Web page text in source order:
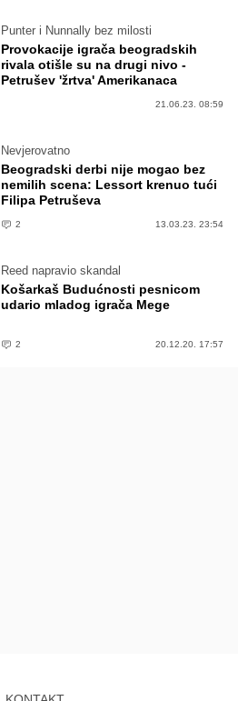
Punter i Nunnally bez milosti
Provokacije igrača beogradskih
rivala otišle su na drugi nivo -
Petrušev 'žrtva' Amerikanaca
21.06.23. 08:59
Nevjerovatno
Beogradski derbi nije mogao bez
nemilih scena: Lessort krenuo tući
Filipa Petruševa
2 13.03.23. 23:54
Reed napravio skandal
Košarkaš Budućnosti pesnicom
udario mladog igrača Mege
2 20.12.20. 17:57